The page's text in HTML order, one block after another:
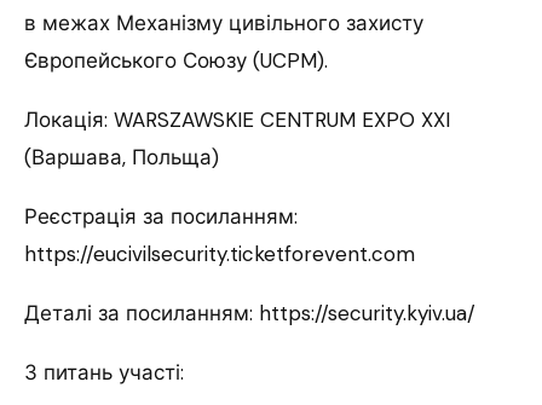
в межах Механізму цивільного захисту
Європейського Союзу (UCPM).
Локація: WARSZAWSKIE CENTRUM EXPO XXI
(Варшава, Польща)
Реєстрація за посиланням:
https://eucivilsecurity.ticketforevent.com
Деталі за посиланням: https://security.kyiv.ua/
З питань участі: